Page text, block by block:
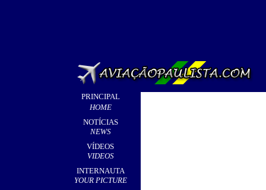
PRINCIPAL
HOME
NOTÍCIAS
NEWS
VÍDEOS
VIDEOS
INTERNAUTA
YOUR PICTURE